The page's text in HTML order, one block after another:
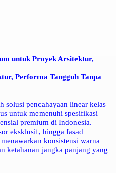
untuk Proyek Arsitektur,
Performa Tangguh Tanpa
solusi pencahayaan linear kelas
untuk memenuhi spesifikasi
premium di Indonesia.
eksklusif, hingga fasad
konsistensi warna
ketahanan jangka panjang yang